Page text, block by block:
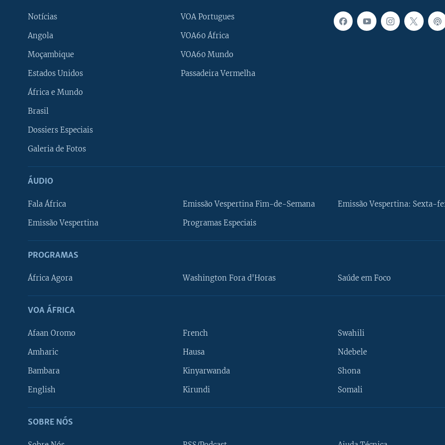
Notícias
Angola
Moçambique
Estados Unidos
África e Mundo
Brasil
Dossiers Especiais
Galeria de Fotos
VOA Portugues
VOA60 África
VOA60 Mundo
Passadeira Vermelha
ÁUDIO
Fala África
Emissão Vespertina
Emissão Vespertina Fim-de-Semana
Programas Especiais
Emissão Vespertina: Sexta-
PROGRAMAS
África Agora Washington Fora d'Horas Saúde em Foco
VOA ÁFRICA
Afaan Oromo
Amharic
Bambara
English
French
Hausa
Kinyarwanda
Kirundi
Swahili
Ndebele
Shona
Somali
SOBRE NÓS